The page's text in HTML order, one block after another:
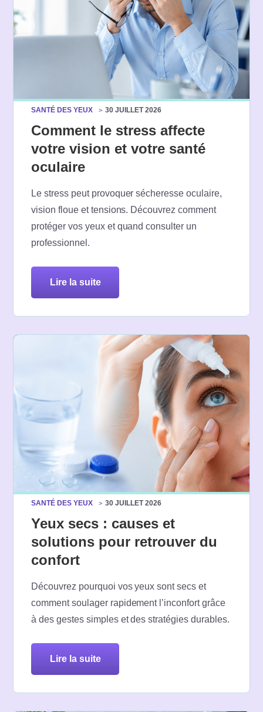
SANTÉ DES YEUX 30 JUILLET 2026
Comment le stress affecte
votre vision et votre santé
oculaire
Le stress peut provoquer sécheresse oculaire,
vision floue et tensions. Découvrez comment
protéger vos yeux et quand consulter un
professionnel.
lire la suite
SANTÉ DES YEUX 30 JUILLET 2026
Yeux secs : causes et
solutions pour retrouver du
confort
Découvrez pourquoi vos yeux sont secs et
comment soulager rapidement l’inconfort grâce
à des gestes simples et des stratégies durables.
lire la suite